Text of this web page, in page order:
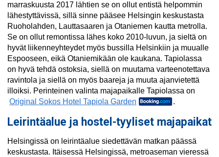
marraskuusta 2017 lähtien se on ollut entistä helpommin
lähestyttävissä, sillä sinne pääsee Helsingin keskustasta
Ruoholahden, Lauttasaaren ja Otaniemen kautta metrolla.
Se on ollut remontissa lähes koko 2010-luvun, ja sieltä on
hyvät liikenneyhteydet myös bussilla Helsinkiin ja muualle
Espooseen, eikä Otaniemikään ole kaukana. Tapiolassa
on hyvä tehdä ostoksia, siellä on muutama varteenotettava
ravintola ja siellä on myös baareja ja muuta ajanvietettä
illoiksi. Perinteinen valinta majapaikalle Tapiolassa on
Original Sokos Hotel Tapiola Garden
.
Leirintäalue ja hostel-tyyliset majapaikat
Helsingissä on leirintäalue siedettävän matkan päässä
keskustasta. Itäisessä Helsingissä, metroaseman vieressä